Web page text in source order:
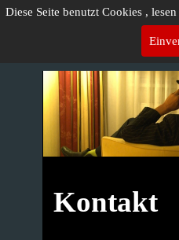
Diese Seite benutzt Cookies ,
Kontakt